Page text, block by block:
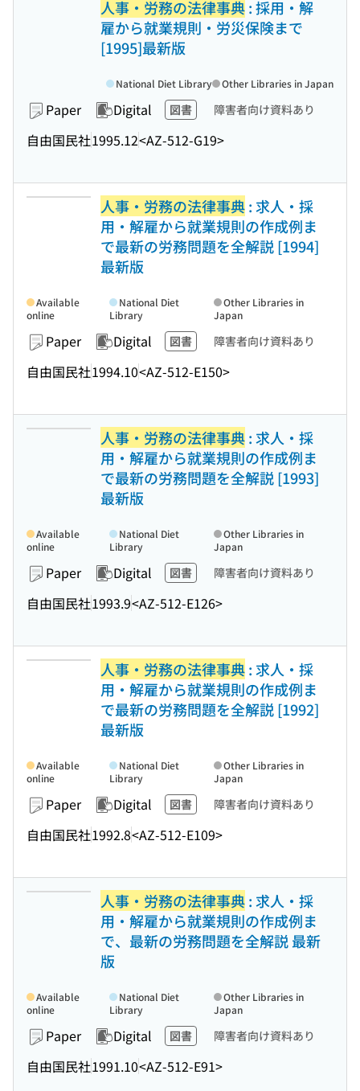
人事・労務の法律事典: 採用・解
雇から就業規則・労災保険まで
[1995]最新版
Paper Digital 図書 障害者向け資料あり
自由国民社1995.12<AZ-512-G19>
National Diet Library Other Libraries in Japan
人事・労務の法律事典: 求人・採
用・解雇から就業規則の作成例ま
で最新の労務問題を全解説 [1994]
最新版
Paper Digital 図書 障害者向け資料あり
自由国民社1994.10<AZ-512-E150>
Available
online
National Diet
Library
Other Libraries in
Japan
人事・労務の法律事典: 求人・採
用・解雇から就業規則の作成例ま
で最新の労務問題を全解説 [1993]
最新版
Paper Digital 図書 障害者向け資料あり
自由国民社1993.9<AZ-512-E126>
Available
online
National Diet
Library
Other Libraries in
Japan
人事・労務の法律事典: 求人・採
用・解雇から就業規則の作成例ま
で最新の労務問題を全解説 [1992]
最新版
Paper Digital 図書 障害者向け資料あり
自由国民社1992.8<AZ-512-E109>
Available
online
National Diet
Library
Other Libraries in
Japan
人事・労務の法律事典: 求人・採
用・解雇から就業規則の作成例ま
で、最新の労務問題を全解説 最新
版
Paper Digital 図書 障害者向け資料あり
自由国民社1991.10<AZ-512-E91>
Available
online
National Diet
Library
Other Libraries in
Japan